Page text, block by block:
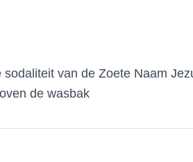
van de Zoete Naam
de wasbak